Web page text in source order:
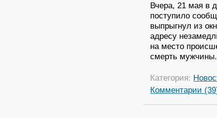
Вчера, 21 мая в
поступило
выпрыгнул из
адресу
на место
смерть мужчины.
Категория:
Комментарии